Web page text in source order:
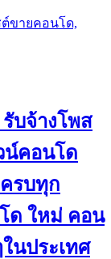
ต์ขายคอนโด,
รับจ้างโพส
น์คอนโด
รบทุก
ด ใหม่ คอน
นประเทศ